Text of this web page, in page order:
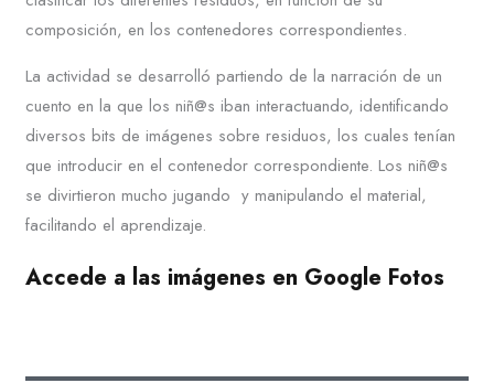
composición, en los contenedores correspondientes.
La actividad se desarrolló partiendo de la narración de un
cuento en la que los niñ@s iban interactuando, identificando
diversos bits de imágenes sobre residuos, los cuales tenían
que introducir en el contenedor correspondiente. Los niñ@s
se divirtieron mucho jugando y manipulando el material,
facilitando el aprendizaje.
Accede a las imágenes en Google Fotos